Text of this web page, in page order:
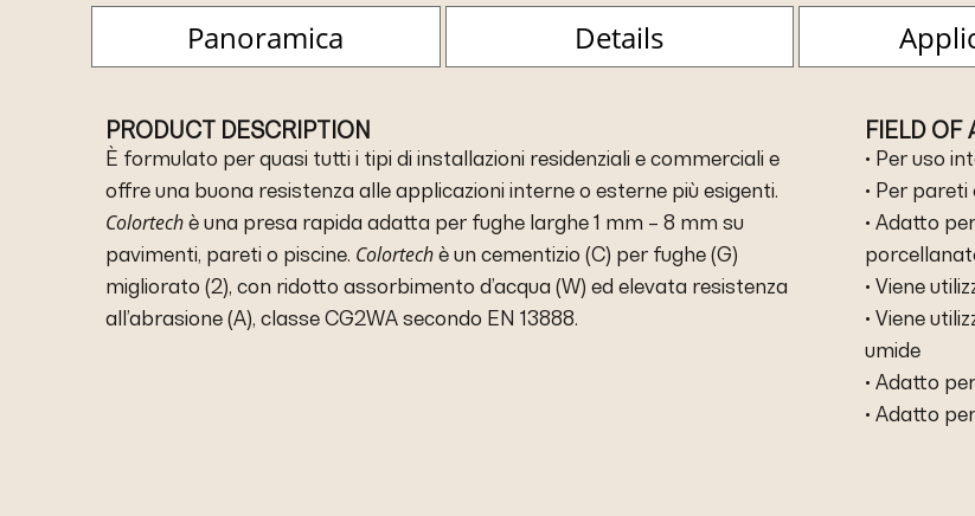
Panoramica Details
PRODUCT DESCRIPTION
È formulato per quasi tutti i tipi di installazioni residenziali e commerciali e
offre una buona resistenza alle applicazioni interne o esterne più esigenti.
Colortech è una presa rapida adatta per fughe larghe 1 mm – 8 mm su
pavimenti, pareti o piscine. Colortech è un cementizio (C) per fughe (G)
migliorato (2), con ridotto assorbimento d’acqua (W) ed elevata resistenza
all’abrasione (A), classe CG2WA secondo EN 13888.
FIELD OF
• Per uso
• Per
• Adatto
• Viene
• Viene
umide
• Adatto
• Adatto